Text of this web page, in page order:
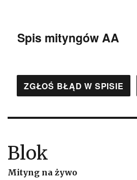
Spis mityngów AA
ZGŁOŚ BŁĄD W SPISIE
Blok
Mityng na żywo